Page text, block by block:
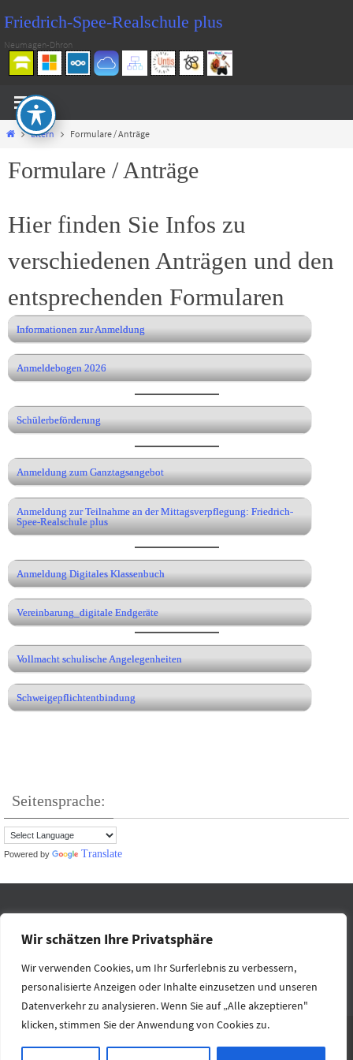
Wir schätzen Ihre Privatsphäre
Wir verwenden Cookies, um Ihr Surferlebnis zu verbessern,
personalisierte Anzeigen oder Inhalte einzusetzen und unseren
Datenverkehr zu analysieren. Wenn Sie auf „Alle akzeptieren"
klicken, stimmen Sie der Anwendung von Cookies zu.
Inhalt
springen
Friedrich-Spee-Realschule plus
Neumagen-Dhron
StartEltern Formulare / Anträge
Formulare / Anträge
Hier finden Sie Infos zu
verschiedenen Anträgen und den
entsprechenden Formularen
Informationen zur Anmeldung
Anmeldebogen 2026
Schülerbeförderung
Anmeldung zum Ganztagsangebot
Anmeldung zur Teilnahme an der Mittagsverpflegung: Friedrich-
Spee-Realschule plus
Anmeldung Digitales Klassenbuch
Vereinbarung_digitale Endgeräte
Vollmacht schulische Angelegenheiten
Schweigepflichtentbindung
Seitensprache:
Powered by Translate
IMPRESSUM DATENSCHUTZ RECHTLICHES
HOME
Präsentiert vonNirvana&WordPress.